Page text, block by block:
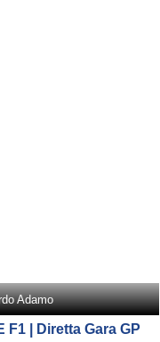
Adamo
F1 | Diretta Gara GP